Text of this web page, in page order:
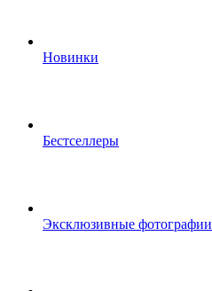
Новинки
Бестселлеры
Эксклюзивные фотографии